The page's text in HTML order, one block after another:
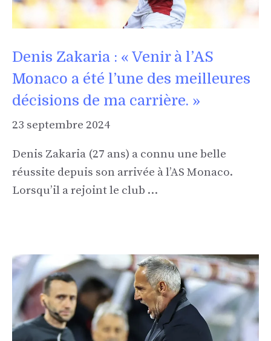
Denis Zakaria : « Venir à l’AS
Monaco a été l’une des meilleures
décisions de ma carrière. »
23 septembre 2024
Denis Zakaria (27 ans) a connu une belle
réussite depuis son arrivée à l’AS Monaco.
Lorsqu’il a rejoint le club …